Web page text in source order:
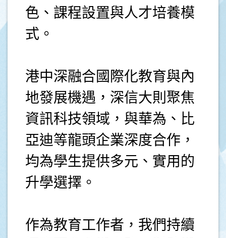
色、課程設置與人才培養模
式。
港中深融合國際化教育與內
地發展機遇，深信大則聚焦
資訊科技領域，與華為、比
亞迪等龍頭企業深度合作，
均為學生提供多元、實用的
升學選擇。
作為教育工作者，我們持續